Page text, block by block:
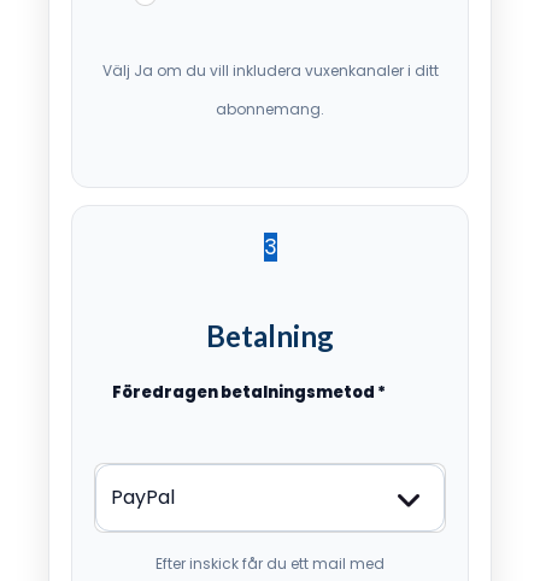
Välj Ja om du vill inkludera vuxenkanaler i ditt
abonnemang.
3
Betalning
Föredragen betalningsmetod *
Efter inskick får du ett mail med